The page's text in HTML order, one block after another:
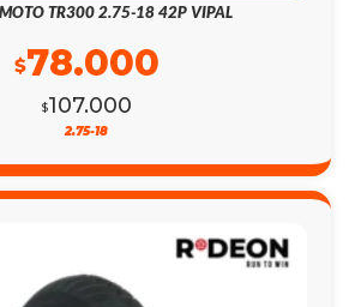
TR300 2.75-18 42P VIPAL
$107.000
$78.000
2.75-18